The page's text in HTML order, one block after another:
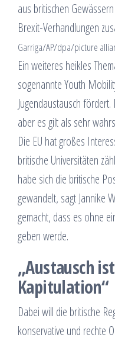
aus britischen
Brexit-Verhandlungen
Garriga/AP/dpa/picture
Ein weiteres heikles
sogenannte Youth
Jugendaustausch
aber es gilt als sehr
Die EU hat großes
britische Universitäten
habe sich die britische
gewandelt, sagt Jannike
gemacht, dass es ohne
geben werde.
„Austausch
Kapitulation“
Dabei will die britische
konservative und rechte